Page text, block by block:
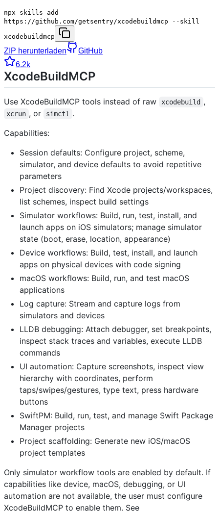
npx skills add
https://github.com/getsentry/xcodebuildmcp --skill
xcodebuildmcp
ZIP herunterladen
GitHub
6.2k
XcodeBuildMCP
Use XcodeBuildMCP tools instead of raw xcodebuild ,
xcrun , or simctl
.
Capabilities:
Session defaults: Configure project, scheme,
simulator, and device defaults to avoid repetitive
parameters
Project discovery: Find Xcode projects/workspaces,
list schemes, inspect build settings
Simulator workflows: Build, run, test, install, and
launch apps on iOS simulators; manage simulator
state (boot, erase, location, appearance)
Device workflows: Build, test, install, and launch
apps on physical devices with code signing
macOS workflows: Build, run, and test macOS
applications
Log capture: Stream and capture logs from
simulators and devices
LLDB debugging: Attach debugger, set breakpoints,
inspect stack traces and variables, execute LLDB
commands
UI automation: Capture screenshots, inspect view
hierarchy with coordinates, perform
taps/swipes/gestures, type text, press hardware
buttons
SwiftPM: Build, run, test, and manage Swift Package
Manager projects
Project scaffolding: Generate new iOS/macOS
project templates
Only simulator workflow tools are enabled by default. If
capabilities like device, macOS, debugging, or UI
automation are not available, the user must configure
XcodeBuildMCP to enable them. See